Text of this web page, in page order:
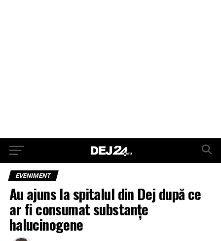
EVENIMENT
Au ajuns la spitalul din Dej după ce
ar fi consumat substanțe
halucinogene